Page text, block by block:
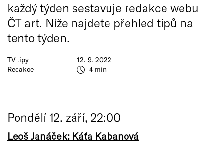
TV tipy
Redakce
12. 9. 2022
4 min
každý týden sestavuje redakce webu
ČT art. Níže najdete přehled tipů na
tento týden.
Pondělí 12. září, 22:00
Leoš Janáček: Káťa Kabanová